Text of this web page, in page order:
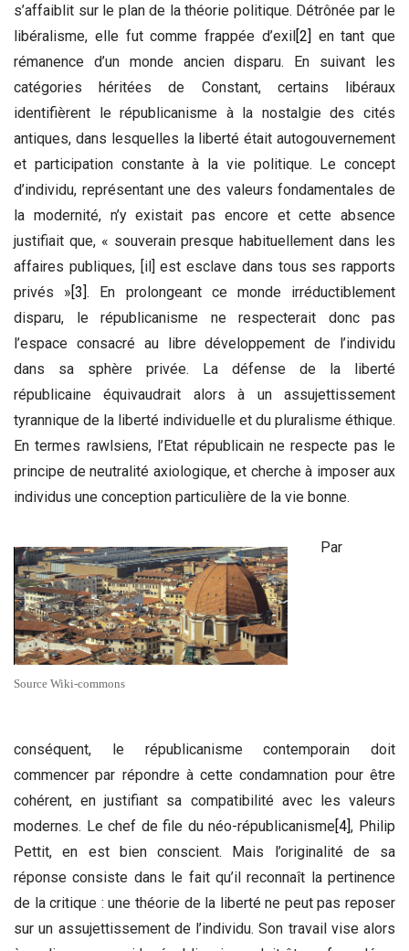
s’affaiblit sur le plan de la théorie politique. Détrônée par le
libéralisme, elle fut comme frappée d’exil[2] en tant que
rémanence d’un monde ancien disparu. En suivant les
catégories héritées de Constant, certains libéraux
identifièrent le républicanisme à la nostalgie des cités
antiques, dans lesquelles la liberté était autogouvernement
et participation constante à la vie politique. Le concept
d’individu, représentant une des valeurs fondamentales de
la modernité, n’y existait pas encore et cette absence
justifiait que, « souverain presque habituellement dans les
affaires publiques, [il] est esclave dans tous ses rapports
privés »[3]. En prolongeant ce monde irréductiblement
disparu, le républicanisme ne respecterait donc pas
l’espace consacré au libre développement de l’individu
dans sa sphère privée. La défense de la liberté
républicaine équivaudrait alors à un assujettissement
tyrannique de la liberté individuelle et du pluralisme éthique.
En termes rawlsiens, l’Etat républicain ne respecte pas le
principe de neutralité axiologique, et cherche à imposer aux
individus une conception particulière de la vie bonne.
Source Wiki-commons
Par
conséquent, le républicanisme contemporain doit
commencer par répondre à cette condamnation pour être
cohérent, en justifiant sa compatibilité avec les valeurs
modernes. Le chef de file du néo-républicanisme[4], Philip
Pettit, en est bien conscient. Mais l’originalité de sa
réponse consiste dans le fait qu’il reconnaît la pertinence
de la critique : une théorie de la liberté ne peut pas reposer
sur un assujettissement de l’individu. Son travail vise alors